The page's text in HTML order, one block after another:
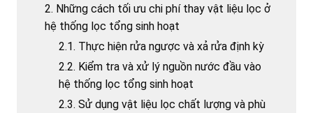
2. Những cách tối ưu chi phí thay vật liệu lọc ở
hệ thống lọc tổng sinh hoạt
2.1. Thực hiện rửa ngược và xả rửa định kỳ
2.2. Kiểm tra và xử lý nguồn nước đầu vào
hệ thống lọc tổng sinh hoạt
2.3. Sử dụng vật liệu lọc chất lượng và phù